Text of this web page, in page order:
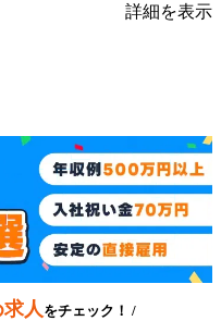
詳細を表示
人 をチェック！ /